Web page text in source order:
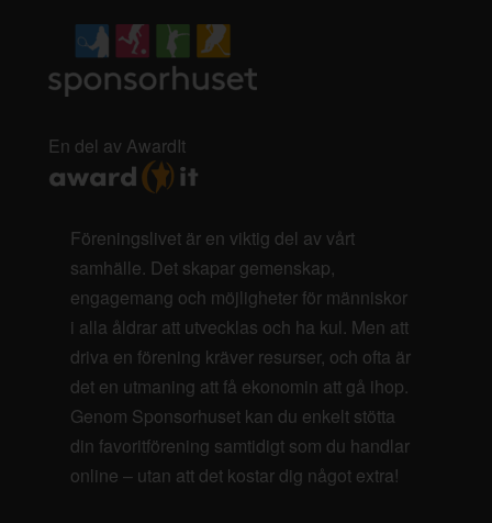
En del av AwardIt
Föreningslivet är en viktig del av vårt
samhälle. Det skapar gemenskap,
engagemang och möjligheter för människor
i alla åldrar att utvecklas och ha kul. Men att
driva en förening kräver resurser, och ofta är
det en utmaning att få ekonomin att gå ihop.
Genom Sponsorhuset kan du enkelt stötta
din favoritförening samtidigt som du handlar
online – utan att det kostar dig något extra!